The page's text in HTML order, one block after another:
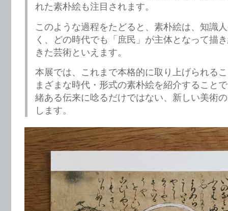
れた素朴絵も注目されます。
このような過程をたどると、素朴絵は、知識
く、どの時代でも「庶民」が主体となって描
きた芸術といえます。
本展では、これまで本格的に取り上げられる
まざまな時代・形式の素朴絵を紹介すること
緒ある伝来に唸るだけではない、新しい美術
します。